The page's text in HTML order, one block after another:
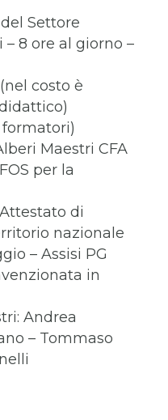
Settore
– 8 ore al giorno –
(nel costo è
formatori)
Maestri CFA
per la
di
nazionale
– Assisi PG
in
Andrea
– Tommaso